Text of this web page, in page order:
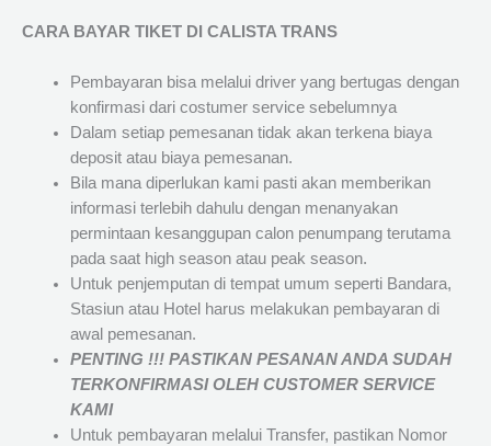
CARA BAYAR TIKET DI CALISTA TRANS
Pembayaran bisa melalui driver yang bertugas dengan
konfirmasi dari costumer service sebelumnya
Dalam setiap pemesanan tidak akan terkena biaya
deposit atau biaya pemesanan.
Bila mana diperlukan kami pasti akan memberikan
informasi terlebih dahulu dengan menanyakan
permintaan kesanggupan calon penumpang terutama
pada saat high season atau peak season.
Untuk penjemputan di tempat umum seperti Bandara,
Stasiun atau Hotel harus melakukan pembayaran di
awal pemesanan.
PENTING !!! PASTIKAN PESANAN ANDA SUDAH
TERKONFIRMASI OLEH CUSTOMER SERVICE
KAMI
Untuk pembayaran melalui Transfer, pastikan Nomor